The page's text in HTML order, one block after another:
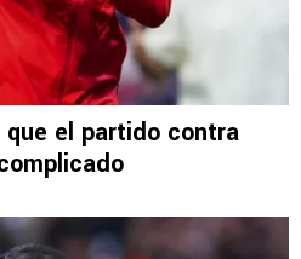
el partido contra